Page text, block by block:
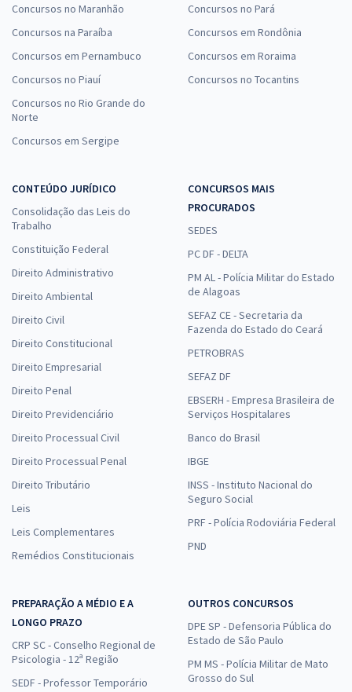
Concursos no Maranhão
Concursos na Paraíba
Concursos em Pernambuco
Concursos no Piauí
Concursos no Rio Grande do
Norte
Concursos em Sergipe
Concursos no Pará
Concursos em Rondônia
Concursos em Roraima
Concursos no Tocantins
CONTEÚDO JURÍDICO
Consolidação das Leis do
Trabalho
Constituição Federal
Direito Administrativo
Direito Ambiental
Direito Civil
Direito Constitucional
Direito Empresarial
Direito Penal
Direito Previdenciário
Direito Processual Civil
Direito Processual Penal
Direito Tributário
Leis
Leis Complementares
Remédios Constitucionais
CONCURSOS MAIS
PROCURADOS
SEDES
PC DF - DELTA
PM AL - Polícia Militar do Estado
de Alagoas
SEFAZ CE - Secretaria da
Fazenda do Estado do Ceará
PETROBRAS
SEFAZ DF
EBSERH - Empresa Brasileira de
Serviços Hospitalares
Banco do Brasil
IBGE
INSS - Instituto Nacional do
Seguro Social
PRF - Polícia Rodoviária Federal
PND
PREPARAÇÃO A MÉDIO E A
LONGO PRAZO
CRP SC - Conselho Regional de
Psicologia - 12ª Região
SEDF - Professor Temporário
OUTROS CONCURSOS
DPE SP - Defensoria Pública do
Estado de São Paulo
PM MS - Polícia Militar de Mato
Grosso do Sul